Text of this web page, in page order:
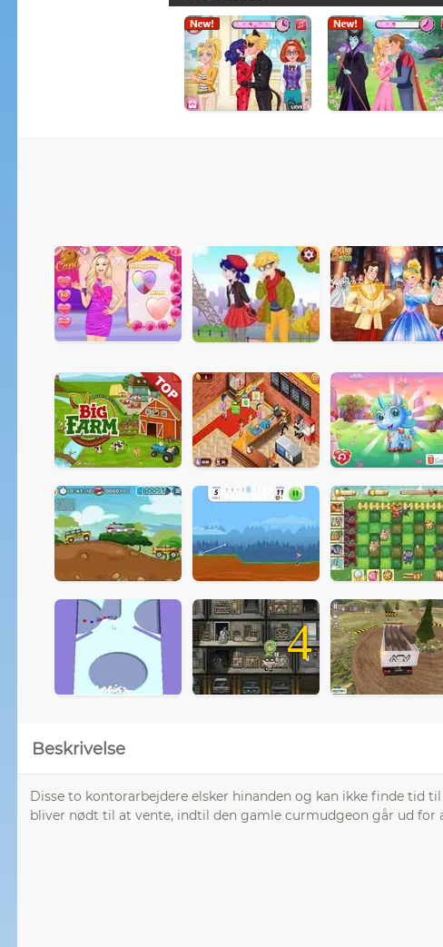
4
Beskrivelse
Disse to kontorarbejdere elsker hinanden og kan ikke finde tid
bliver nødt til at vente, indtil den gamle curmudgeon går ud